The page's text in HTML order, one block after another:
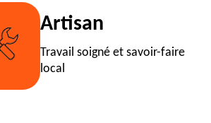
Artisan
Travail soigné et savoir-faire
local